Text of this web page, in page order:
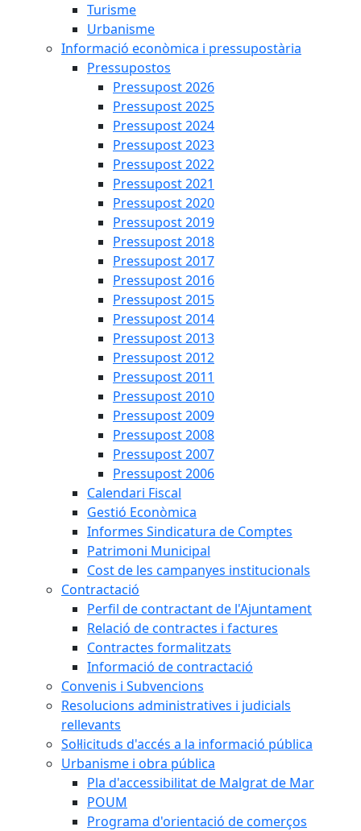
Turisme
Urbanisme
Informació econòmica i pressupostària
Pressupostos
Pressupost 2026
Pressupost 2025
Pressupost 2024
Pressupost 2023
Pressupost 2022
Pressupost 2021
Pressupost 2020
Pressupost 2019
Pressupost 2018
Pressupost 2017
Pressupost 2016
Pressupost 2015
Pressupost 2014
Pressupost 2013
Pressupost 2012
Pressupost 2011
Pressupost 2010
Pressupost 2009
Pressupost 2008
Pressupost 2007
Pressupost 2006
Calendari Fiscal
Gestió Econòmica
Informes Sindicatura de Comptes
Patrimoni Municipal
Cost de les campanyes institucionals
Contractació
Perfil de contractant de l'Ajuntament
Relació de contractes i factures
Contractes formalitzats
Informació de contractació
Convenis i Subvencions
Resolucions administratives i judicials
rellevants
Sol·licituds d'accés a la informació pública
Urbanisme i obra pública
Pla d'accessibilitat de Malgrat de Mar
POUM
Programa d'orientació de comerços